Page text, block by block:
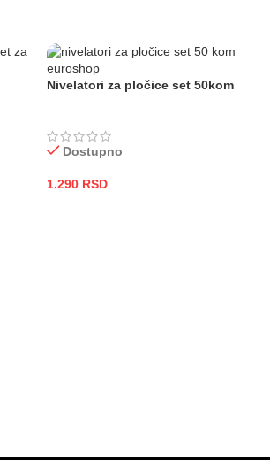
Nivelatori za pločice set 50kom
Dostupno
1.290 RSD